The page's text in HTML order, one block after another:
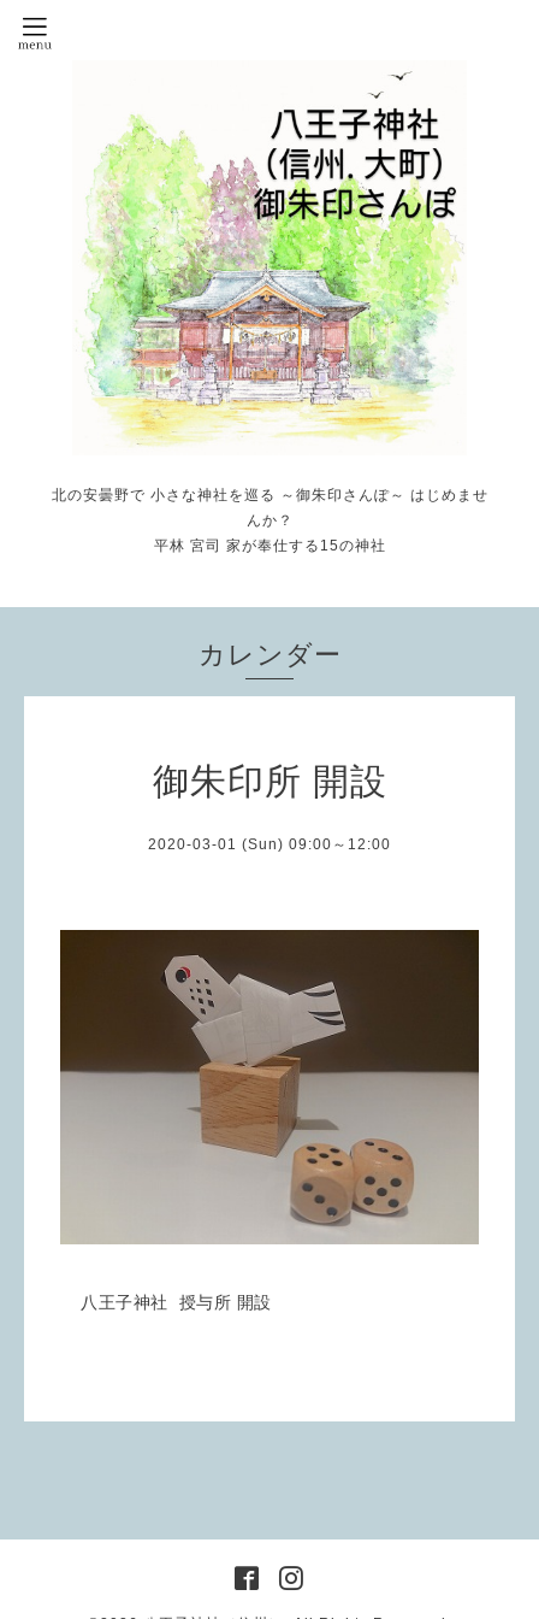
北の安曇野で 小さな神社を巡る ～御朱印さんぽ～ はじめませ
んか？
平林 宮司 家が奉仕する15の神社
カレンダー
御朱印所 開設
2020-03-01 (Sun) 09:00～12:00
八王子神社 授与所 開設